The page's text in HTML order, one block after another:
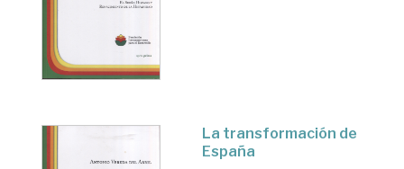
La transformación de
España